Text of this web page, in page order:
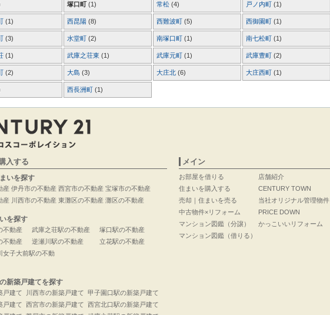
塚口町(1) 常松 (4) 戸ノ内町 (1)
(1) 西昆陽 (8) 西難波町 (5) 西御園町 (1)
(3) 水堂町 (2) 南塚口町 (1) 南七松町 (1)
(1) 武庫之荘東 (1) 武庫元町 (1) 武庫豊町 (2)
(2) 大島 (3) 大庄北 (6) 大庄西町 (1)
西長洲町 (1)
入する
いを探す
産
産
伊丹市の不動産
川西市の不動産
西宮市の不動産
東灘区の不動産
宝塚市の不動産
灘区の不動産
を探す
不動産
不動産
武庫之荘駅の不動産
逆瀬川駅の不動産
塚口駅の不動産
立花駅の不動産
女子大前駅の不動
新築戸建てを探す
戸建て
戸建て
川西市の新築戸建て
西宮市の新築戸建て
甲子園口駅の新築戸建て
西宮北口駅の新築戸建て
メイン
お部屋を借りる
住まいを購入する
売却｜住まいを売る
中古物件×リフォーム
マンション図鑑（分譲）
マンション図鑑（借りる）
店舗紹介
CENTURY TOWN
当社オリジナル管理物件
PRICE DOWN
かっこいいリフォーム